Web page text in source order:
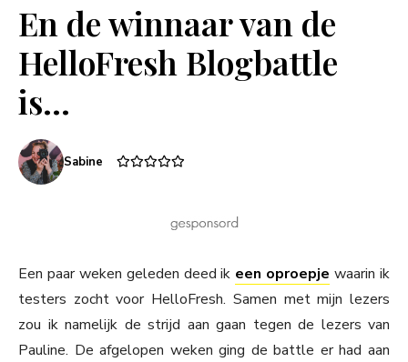
En de winnaar van de
HelloFresh Blogbattle
is…
Sabine
Een paar weken geleden deed ik een oproepje waarin ik
testers zocht voor HelloFresh. Samen met mijn lezers
zou ik namelijk de strijd aan gaan tegen de lezers van
Pauline. De afgelopen weken ging de battle er had aan